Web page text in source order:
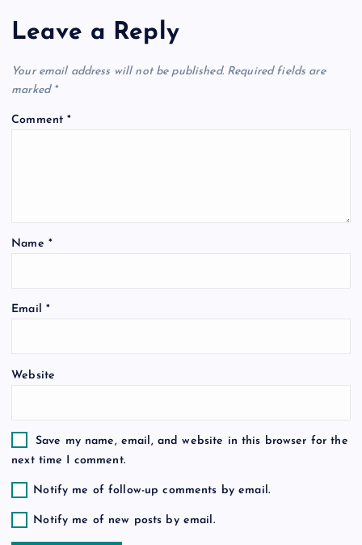
a
v
i
i
o
Leave a Reply
Your email address will not be published. Required fields are
marked *
Comment*
Name *
Email *
Website
Save my name, email, and website in this browser for the
next time I comment.
Notify me of follow-up comments by email.
Notify me of new posts by email.